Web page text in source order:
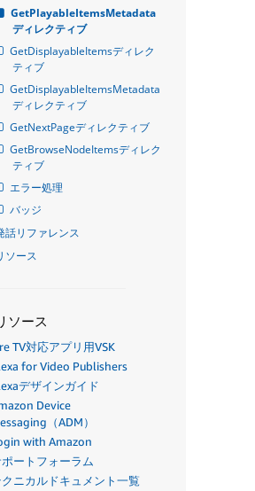
GetPlayableItemsMetadata
ディレクティブ
GetDisplayableItemsディレク
ティブ
GetDisplayableItemsMetadata
ディレクティブ
GetNextPageディレクティブ
GetBrowseNodeItemsディレク
ティブ
エラー処理
バッジ
話リファレンス
ソース
ソース
TV対応アプリ用VSK
for Video Publishers
デザインガイド
Device
（ADM）
with Amazon
ートフォーラム
クニカルドキュメント一覧